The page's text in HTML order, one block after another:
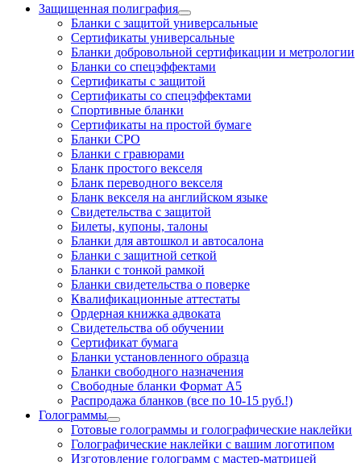
Защищенная полиграфия
Бланки с защитой универсальные
Сертификаты универсальные
Бланки добровольной сертификации и метрологии
Бланки со спецэффектами
Сертификаты с защитой
Сертификаты со спецэффектами
Спортивные бланки
Cертификаты на простой бумаге
Бланки СРО
Бланки с гравюрами
Бланк простого векселя
Бланк переводного векселя
Бланк векселя на английском языке
Свидетельства с защитой
Билеты, купоны, талоны
Бланки для автошкол и автосалона
Бланки с защитной сеткой
Бланки с тонкой рамкой
Бланки свидетельства о поверке
Квалификационные аттестаты
Ордерная книжка адвоката
Свидетельства об обучении
Сертификат бумага
Бланки установленного образца
Бланки свободного назначения
Свободные бланки Формат А5
Распродажа бланков (все по 10-15 руб.!)
Голограммы
Готовые голограммы и голографические наклейки
Голографические наклейки с вашим логотипом
Изготовление голограмм с мастер-матрицей